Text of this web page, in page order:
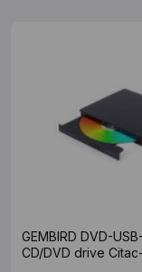
GEMBIRD DVD-
CD/DVD drive